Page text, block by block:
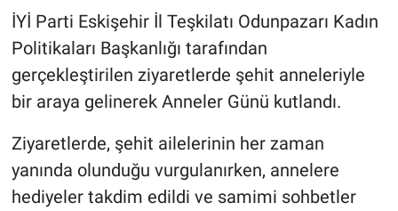
İYİ Parti Eskişehir İl Teşkilatı Odunpazarı Kadın
Politikaları Başkanlığı tarafından
gerçekleştirilen ziyaretlerde şehit anneleriyle
bir araya gelinerek Anneler Günü kutlandı.
Ziyaretlerde, şehit ailelerinin her zaman
yanında olunduğu vurgulanırken, annelere
hediyeler takdim edildi ve samimi sohbetler